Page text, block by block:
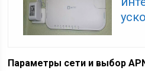
Параметры сети и выбор